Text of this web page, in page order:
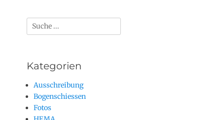
Suchen
nach:
Kategorien
Ausschreibung
Bogenschiessen
Fotos